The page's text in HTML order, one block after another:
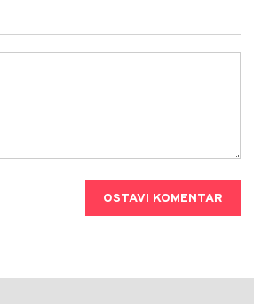
OSTAVI KOMENTAR